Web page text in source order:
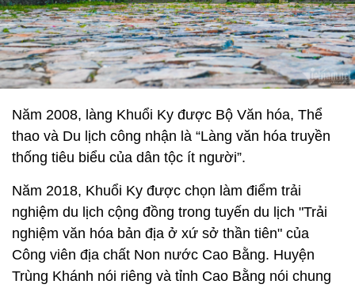
Năm 2008, làng Khuổi Ky được Bộ Văn hóa, Thể
thao và Du lịch công nhận là “Làng văn hóa truyền
thống tiêu biểu của dân tộc ít người”.
Năm 2018, Khuổi Ky được chọn làm điểm trải
nghiệm du lịch cộng đồng trong tuyến du lịch "Trải
nghiệm văn hóa bản địa ở xứ sở thần tiên" của
Công viên địa chất Non nước Cao Bằng. Huyện
Trùng Khánh nói riêng và tỉnh Cao Bằng nói chung